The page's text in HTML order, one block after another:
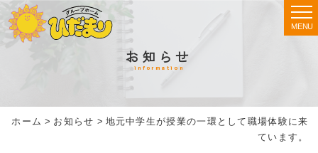
MENU
お知らせ
information
ホーム > お知らせ > 地元中学生が授業の一環として職場体験に来
ています。